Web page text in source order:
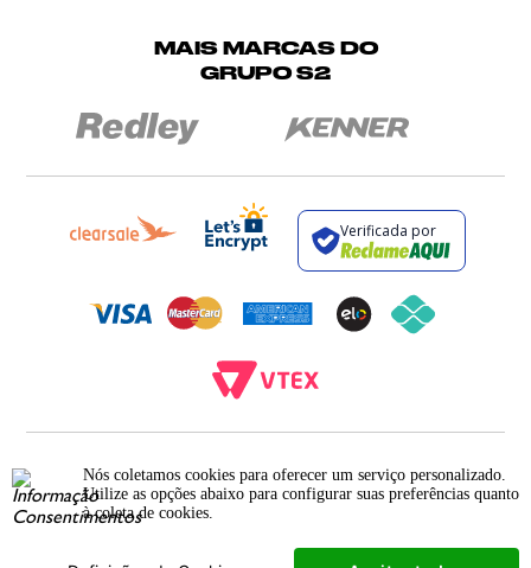
Nós coletamos cookies para oferecer um serviço personalizado.
Utilize as opções abaixo para configurar suas preferências quanto
à coleta de cookies.
MAIS MARCAS DO
GRUPO S2
Verificada por
12.093.445/0002-23
RUA JUMECY RODRIGUES GOMES, 331 - ANEXO 2 - CENTRO - PIRAÍ - RIO DE
JANEIRO. CEP.: 27.175-000
Termos e Condições